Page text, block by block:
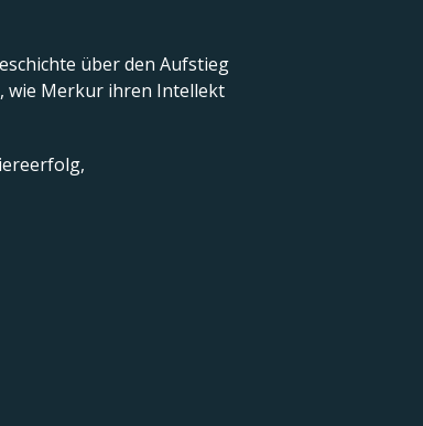
über den Aufstieg
wie Merkur ihren Intellekt